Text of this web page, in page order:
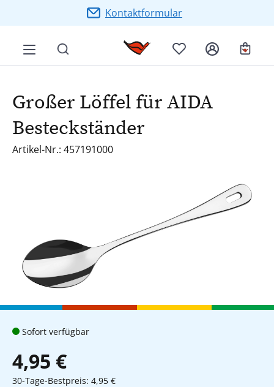
Zum Hauptinhalt springenKontaktformular
Großer Löffel für AIDA
Besteckständer
Artikel-Nr.: 457191000
Sofort verfügbar
4,95 €
30-Tage-Bestpreis: 4,95 €